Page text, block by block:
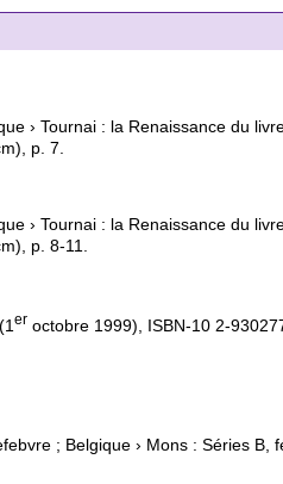
› Tournai : la Renaissance du
p. 7.
› Tournai : la Renaissance du
p. 8-11.
er octobre 1999), ISBN-10 2-
; Belgique › Mons : Séries B,